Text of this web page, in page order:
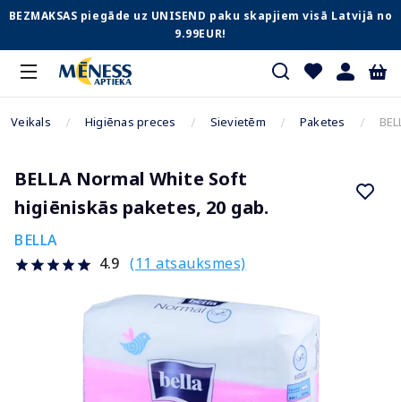
BEZMAKSAS piegāde uz UNISEND paku skapjiem visā Latvijā no
9.99EUR!
Veikals Higiēnas preces Sievietēm Paketes
BELLA Normal White Soft
higiēniskās paketes, 20 gab.
BELLA
4.9 (11 atsauksmes)